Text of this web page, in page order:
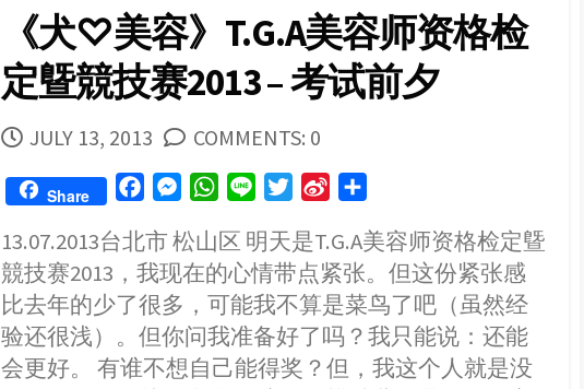
湾
进
修
宠
美
容
《犬♡美容》T.G.A美容师资格检
定曁競技赛2013 – 考试前夕
PUBLISHED
DATE
JULY 13, 2013 COMMENTS: 0
Share
c
e
b
o
o
s
s
e
n
g
W
a
t
s
A
p
n
e
i
t
t
e
r
n
a
W
e
i
a
r
e
13.07.2013台北市 松山区 明天是T.G.A美容师资格检定曁
競技赛2013，我现在的心情带点紧张。但这份紧张感
比去年的少了很多，可能我不算是菜鸟了吧（虽然经
验还很浅）。但你问我准备好了吗？我只能说：还能
会更好。 有谁不想自己能得奖？但，我这个人就是没